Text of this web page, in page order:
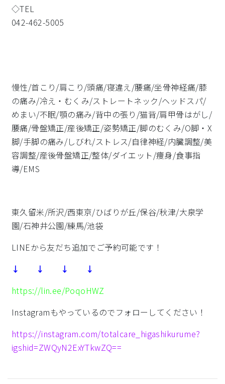
◇TEL
042-462-5005
慢性/首こり/肩こり/頭痛/寝違え/腰痛/坐骨神経痛/膝
の痛み/冷え・むくみ/ストレートネック/ヘッドスパ/
めまい/不眠/顎の痛み/背中の張り/猫背/肩甲骨はがし/
腰痛/骨盤矯正/産後矯正/姿勢矯正/脚のむくみ/O脚・X
脚/手脚の痛み/しびれ/ストレス/自律神経/内臓調整/美
容調整/産後骨盤矯正/整体/ダイエット/痩身/食事指
導/EMS
東久留米/所沢/西東京/ひばりが丘/保谷/秋津/大泉学
園/石神井公園/練馬/池袋
LINEから友だち追加でご予約可能です！
↓ ↓ ↓ ↓
https://lin.ee/PoqoHWZ
Instagramもやっているのでフォローしてください！
https://instagram.com/totalcare_higashikurume?
igshid=ZWQyN2ExYTkwZQ==